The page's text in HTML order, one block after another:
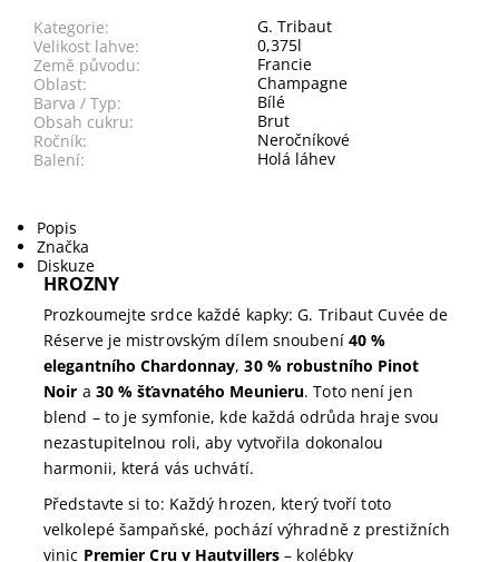
Kategorie:
G. Tribaut
Velikost lahve:
0,375l
Země původu:
Francie
Oblast:
Champagne
Barva / Typ:
Bílé
Obsah cukru:
Brut
Ročník:
Neročníkové
Balení:
Holá láhev
Popis
Značka
Diskuze
HROZNY
Prozkoumejte srdce každé kapky: G. Tribaut Cuvée de
Réserve je mistrovským dílem snoubení 40 %
elegantního Chardonnay,30 % robustního Pinot
Noir a 30 % šťavnatého Meunieru. Toto není jen
blend – to je symfonie, kde každá odrůda hraje svou
nezastupitelnou roli, aby vytvořila dokonalou
harmonii, která vás uchvátí.
Představte si to: Každý hrozen, který tvoří toto
velkolepé šampaňské, pochází výhradně z prestižních
vinic Premier Cru v Hautvillers – kolébky